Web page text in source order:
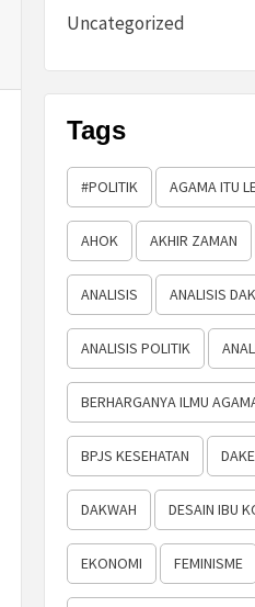
Uncategorized
Tags
#POLITIK AGAMA ITU
AHOK AKHIR ZAMAN
ANALISIS ANALISIS
ANALISIS POLITIK
BERHARGANYA ILMU
BPJS KESEHATAN
DAKWAH DESAIN IBU
EKONOMI FEMINISME